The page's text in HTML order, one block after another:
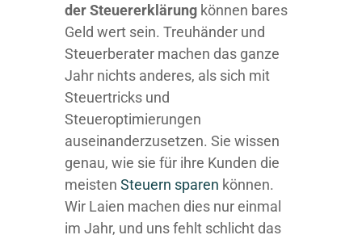
der Steuererklärung können bares
Geld wert sein. Treuhänder und
Steuerberater machen das ganze
Jahr nichts anderes, als sich mit
Steuertricks und
Steueroptimierungen
auseinanderzusetzen. Sie wissen
genau, wie sie für ihre Kunden die
meisten Steuern sparen können.
Wir Laien machen dies nur einmal
im Jahr, und uns fehlt schlicht das